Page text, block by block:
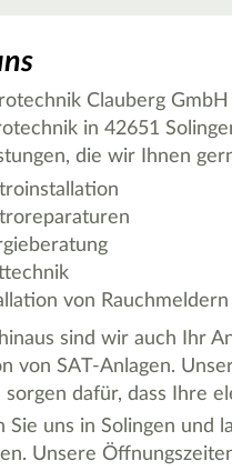
Clauberg
in 42651
die wir Ihnen
von Rauchmeldern
sind wir auch Ihr
von SAT-Anlagen.
sorgen dafür, dass Ihre
Sie uns in Solingen und
Unsere